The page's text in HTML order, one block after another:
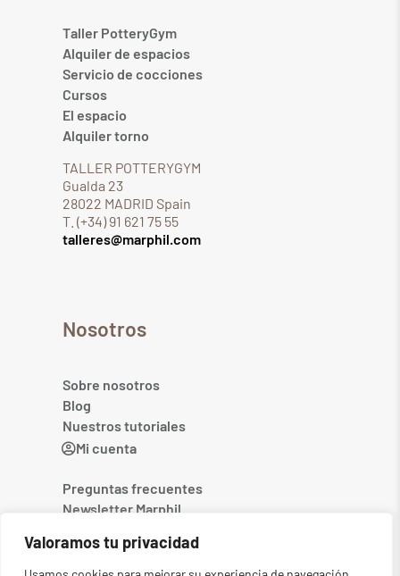
Valoramos tu privacidad
Taller PotteryGym
Alquiler de espacios
Servicio de cocciones
Cursos
El espacio
Alquiler torno
TALLER POTTERYGYM
Gualda 23
28022 MADRID Spain
T. (+34) 91 621 75 55
talleres@marphil.com
Nosotros
Sobre nosotros
Blog
Nuestros tutoriales
Mi cuenta
Preguntas frecuentes
Newsletter Marphil